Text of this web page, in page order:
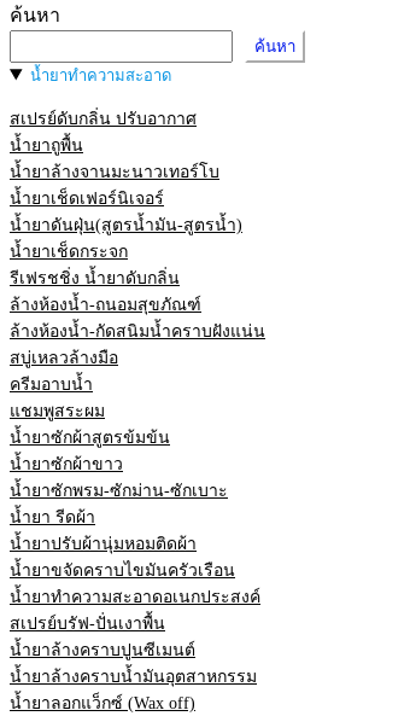
39.00฿.
29.00฿.
ค้นหา
ค้นหา
น้ำยาทำความสะอาด
สเปรย์ดับกลิ่น ปรับอากาศ
น้ำยาถูพื้น
น้ำยาล้างจานมะนาวเทอร์โบ
น้ำยาเช็ดเฟอร์นิเจอร์
น้ำยาดันฝุ่น(สูตรน้ำมัน-สูตรน้ำ)
น้ำยาเช็ดกระจก
รีเฟรชชิ่ง น้ำยาดับกลิ่น
ล้างห้องน้ำ-ถนอมสุขภัณฑ์
ล้างห้องน้ำ-กัดสนิมน้ำคราบฝังแน่น
สบู่เหลวล้างมือ
ครีมอาบน้ำ
แชมพูสระผม
น้ำยาซักผ้าสูตรข้มข้น
น้ำยาซักผ้าขาว
น้ำยาซักพรม-ซักม่าน-ซักเบาะ
น้ำยา รีดผ้า
น้ำยาปรับผ้านุ่มหอมติดผ้า
น้ำยาขจัดคราบไขมันครัวเรือน
น้ำยาทำความสะอาดอเนกประสงค์
สเปรย์บรัฟ-ปั่นเงาพื้น
น้ำยาล้างคราบปูนซีเมนต์
น้ำยาล้างคราบน้ำมันอุตสาหกรรม
น้ำยาลอกแว็กซ์ (Wax off)